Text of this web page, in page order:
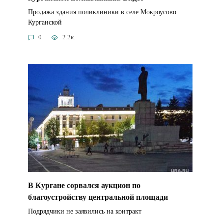
Продажа здания поликлиники в селе Мокроусово
Курганской
0 2.2к.
В Кургане сорвался аукцион по
благоустройству центральной площади
Подрядчики не заявились на контракт